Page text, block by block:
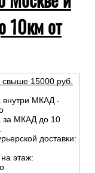
10км от
15000 руб.
внутри МКАД -
за МКАД до 10
доставки:
этаж: